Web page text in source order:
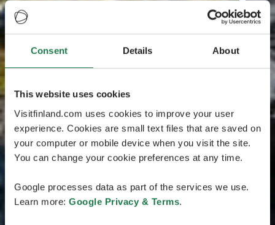
Consent Details About
This website uses cookies
Visitfinland.com uses cookies to improve your user
experience. Cookies are small text files that are saved on
your computer or mobile device when you visit the site.
You can change your cookie preferences at any time.
Google processes data as part of the services we use.
Learn more: Google Privacy & Terms.